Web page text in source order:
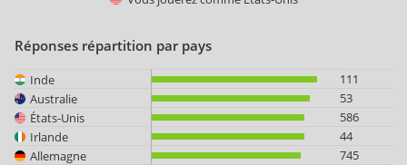
Réponses répartition par pays
Inde
111
Australie
53
États-Unis
586
Irlande
44
Allemagne
745